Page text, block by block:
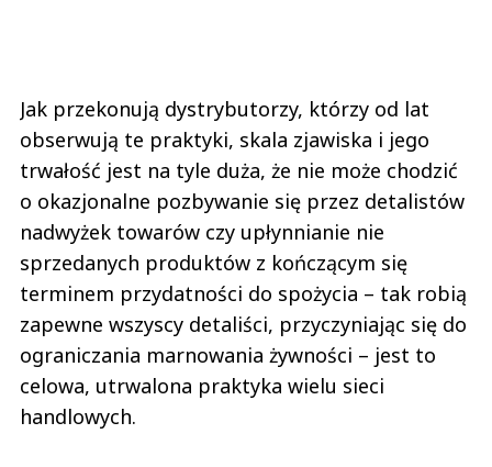
Jak przekonują dystrybutorzy, którzy od lat
obserwują te praktyki, skala zjawiska i jego
trwałość jest na tyle duża, że nie może chodzić
o okazjonalne pozbywanie się przez detalistów
nadwyżek towarów czy upłynnianie nie
sprzedanych produktów z kończącym się
terminem przydatności do spożycia – tak robią
zapewne wszyscy detaliści, przyczyniając się do
ograniczania marnowania żywności – jest to
celowa, utrwalona praktyka wielu sieci
handlowych.